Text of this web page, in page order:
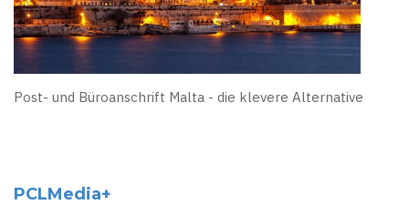
Post- und Büroanschrift Malta - die klevere Alternative
PCLMedia+